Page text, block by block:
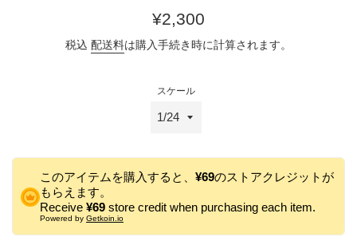
通
価
¥2,300
税込 配送料は購入手続き時に計算されます。
スケール
このアイテムを購入すると、 ¥69のストアクレジットが
もらえます。
Receive ¥69 store credit when purchasing each item.
Powered by Getkoin.io